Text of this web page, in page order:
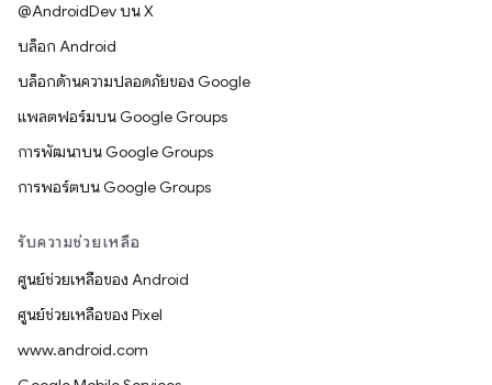
@AndroidDev บน X
บล็อก Android
บล็อกด้านความปลอดภัยของ Google
แพลตฟอร์มบน Google Groups
การพัฒนาบน Google Groups
การพอร์ตบน Google Groups
รับความช่วยเหลือ
ศูนย์ช่วยเหลือของ Android
ศูนย์ช่วยเหลือของ Pixel
www.android.com